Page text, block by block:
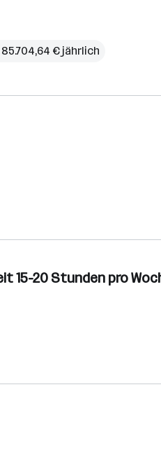
85.704,64 € jährlich
15-20 Stunden pro